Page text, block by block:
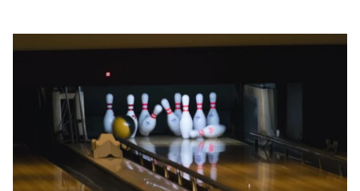
Une partie de bowling ? Strikez les pistes bruxelloises !